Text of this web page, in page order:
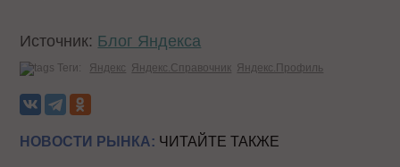
Источник: Блог Яндекса
Теги: Яндекс Яндекс.Справочник Яндекс.Профиль
НОВОСТИ РЫНКА: ЧИТАЙТЕ ТАКЖЕ